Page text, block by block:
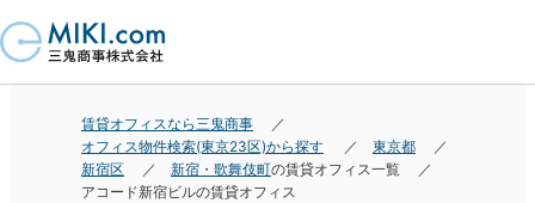
賃貸オフィスなら三鬼商事
オフィス物件検索(東京23区)から探す
東京都
新宿区
新宿・歌舞伎町の賃貸オフィス一覧
アコード新宿ビルの賃貸オフィス